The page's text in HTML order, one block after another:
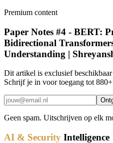
Premium content
Paper Notes #4 - BERT:
Bidirectional
Understanding |
Dit artikel is exclusief
Schrijf je in voor toegang tot
Geen spam. Uitschrijven op elk
AI & Security Intelligence